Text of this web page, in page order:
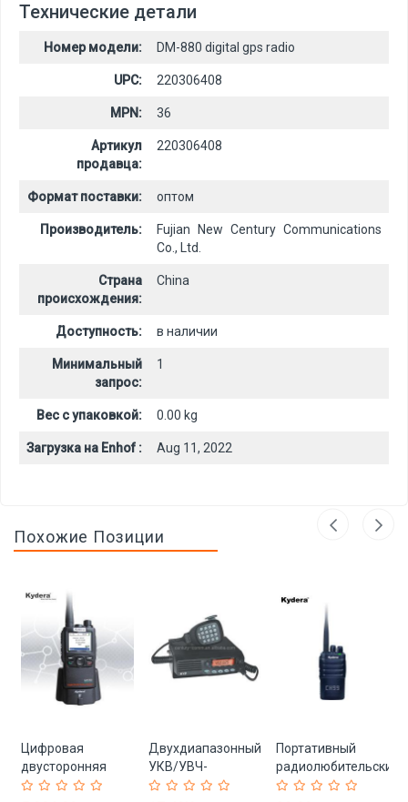
Технические детали
Номер модели: DM-880 digital gps radio
UPC: 220306408
MPN: 36
Артикул
продавца:
220306408
Формат поставки: оптом
Производитель:
Fujian New Century Communications
Co., Ltd.
Страна
происхождения:
China
Доступность: в наличии
Минимальный
запрос:
1
Вес с упаковкой: 0.00 kg
Загрузка на Enhof : Aug 11, 2022
Похожие Позиции
Цифровая
двусторонняя
радиостанция
Двухдиапазонный
УКВ/УВЧ-
радиомобильный
Портативный
радиолюбительский
передатчик 10 км